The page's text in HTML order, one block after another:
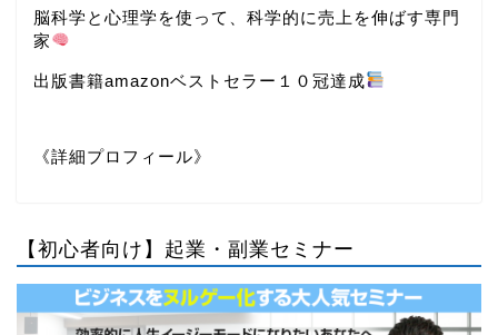
脳科学と心理学を使って、科学的に売上を伸ばす専門
家
出版書籍amazonベストセラー１０冠達成
《詳細プロフィール》
【初心者向け】起業・副業セミナー